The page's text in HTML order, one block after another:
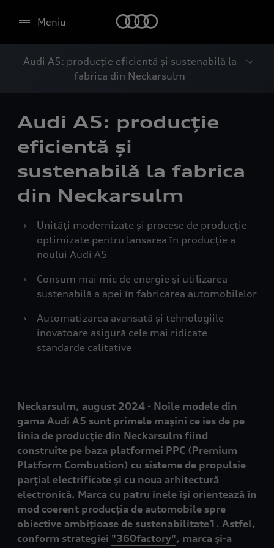
Meniu
Audi A5: producție eficientă și sustenabilă la
fabrica din Neckarsulm
Audi A5: producție
eficientă și
sustenabilă la fabrica
din Neckarsulm
›
Unități modernizate și procese de producție
optimizate pentru lansarea în producție a
noului Audi A5
›
Consum mai mic de energie și utilizarea
sustenabilă a apei în fabricarea automobilelor
›
Automatizarea avansată și tehnologiile
inovatoare asigură cele mai ridicate
standarde calitative
Neckarsulm, august 2024 - Noile modele din
gama Audi A5 sunt primele mașini ce ies de pe
linia de producție din Neckarsulm fiind
construite pe baza platformei PPC (Premium
Platform Combustion) cu sisteme de propulsie
parțial electrificate și cu noua arhitectură
electronică. Marca cu patru inele își orientează în
mod coerent producția de automobile spre
obiective ambițioase de sustenabilitate1. Astfel,
conform strategiei "360factory", marca și-a